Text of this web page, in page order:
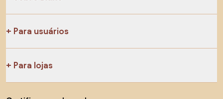
Para usuários
Para lojas